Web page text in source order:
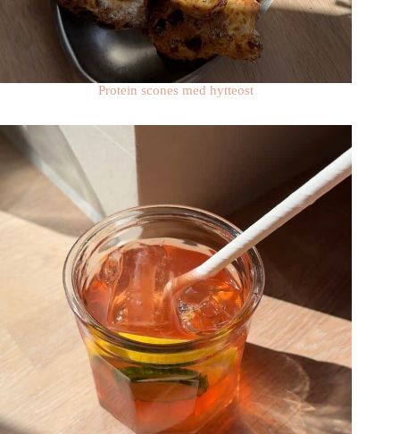
Protein scones med hytteost